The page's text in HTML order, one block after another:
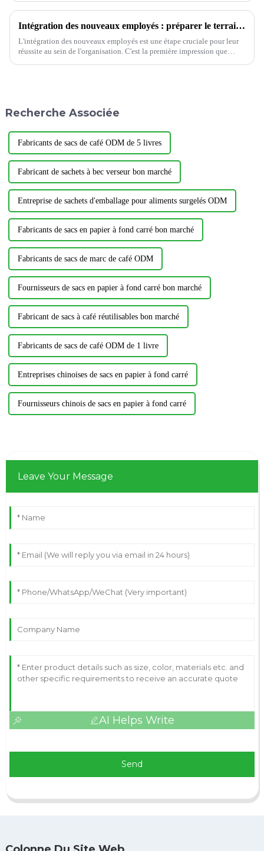
Intégration des nouveaux employés : préparer le terrain pour la réussite
L'intégration des nouveaux employés est une étape cruciale pour leur
réussite au sein de l'organisation. C'est la première impression que
Recherche Associée
Fabricants de sacs de café ODM de 5 livres
Fabricant de sachets à bec verseur bon marché
Entreprise de sachets d'emballage pour aliments surgelés ODM
Fabricants de sacs en papier à fond carré bon marché
Fabricants de sacs de marc de café ODM
Fournisseurs de sacs en papier à fond carré bon marché
Fabricant de sacs à café réutilisables bon marché
Fabricants de sacs de café ODM de 1 livre
Entreprises chinoises de sacs en papier à fond carré
Fournisseurs chinois de sacs en papier à fond carré
Leave Your Message
AI Helps Write
Send